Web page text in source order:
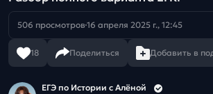
506 просмотров 16 апреля 2025 г., 12:45
18 Поделиться Добавить в
ЕГЭ по Истории с Алёной